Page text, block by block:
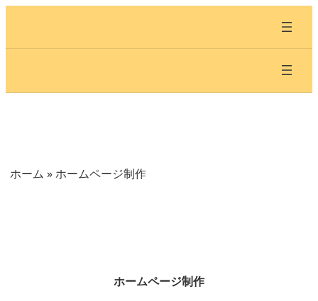
キ
ホーム »ホームページ制作
ホームページ制作